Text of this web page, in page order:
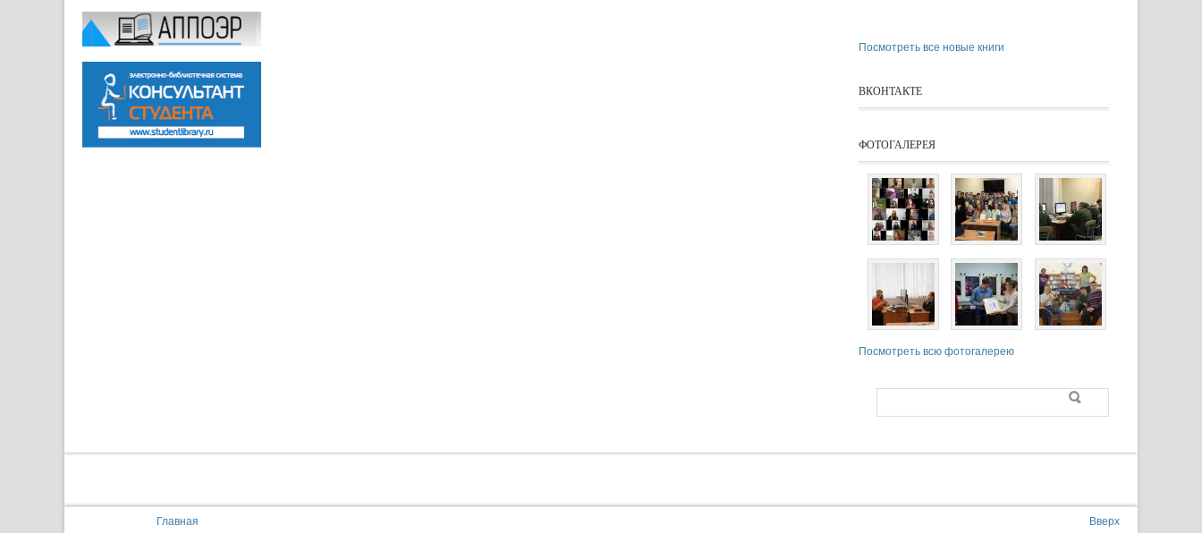
Посмотреть все новые книги
ВКОНТАКТЕ
ФОТОГАЛЕРЕЯ
Посмотреть всю фотогалерею
Форма поиска
Поиск
Главная Вверх